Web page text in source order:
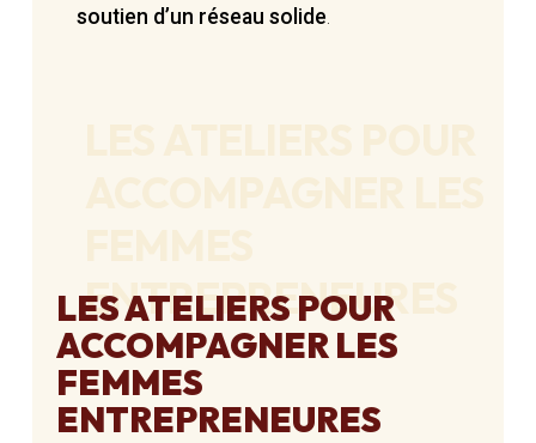
soutien d’un réseau solide.
ENTREPRENEURES
LES ATELIERS POUR
ACCOMPAGNER LES
FEMMES
ENTREPRENEURES